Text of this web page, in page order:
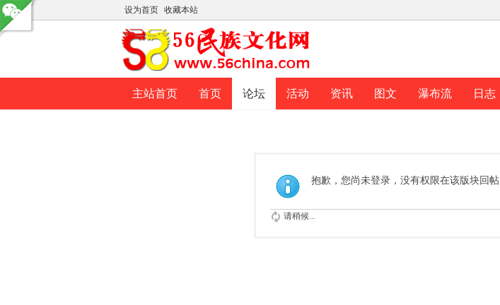
设为首页 收藏本站
主站首页 首页 论坛 活动 资讯 图文 瀑布流 日志
抱歉，您尚未登录，没有权限在该版块回帖
请稍候...